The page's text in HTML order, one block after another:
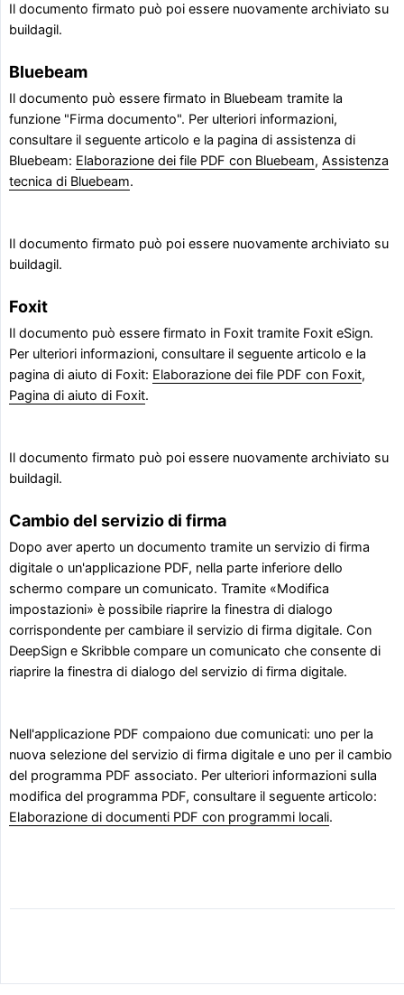
Il documento firmato può poi essere nuovamente archiviato su
buildagil.
Bluebeam
Il documento può essere firmato in Bluebeam tramite la
funzione "Firma documento". Per ulteriori informazioni,
consultare il seguente articolo e la pagina di assistenza di
Bluebeam: Elaborazione dei file PDF con Bluebeam, Assistenza
tecnica di Bluebeam.
Il documento firmato può poi essere nuovamente archiviato su
buildagil.
Foxit
Il documento può essere firmato in Foxit tramite Foxit eSign.
Per ulteriori informazioni, consultare il seguente articolo e la
pagina di aiuto di Foxit: Elaborazione dei file PDF con Foxit,
Pagina di aiuto di Foxit.
Il documento firmato può poi essere nuovamente archiviato su
buildagil.
Cambio del servizio di firma
Dopo aver aperto un documento tramite un servizio di firma
digitale o un'applicazione PDF, nella parte inferiore dello
schermo compare un comunicato. Tramite «Modifica
impostazioni» è possibile riaprire la finestra di dialogo
corrispondente per cambiare il servizio di firma digitale. Con
DeepSign e Skribble compare un comunicato che consente di
riaprire la finestra di dialogo del servizio di firma digitale.
Nell'applicazione PDF compaiono due comunicati: uno per la
nuova selezione del servizio di firma digitale e uno per il cambio
del programma PDF associato. Per ulteriori informazioni sulla
modifica del programma PDF, consultare il seguente articolo:
Elaborazione di documenti PDF con programmi locali.